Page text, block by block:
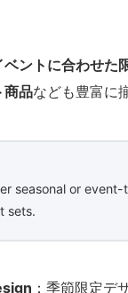
ベントに合わせた
商品なども豊富に
seasonal or event-
sets.
：季節限定デ